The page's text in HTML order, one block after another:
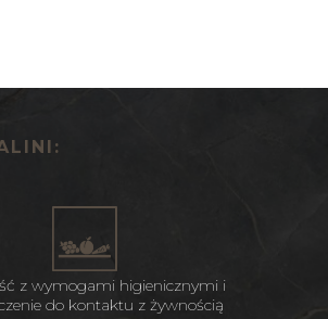
z wymogami higienicznymi i
do kontaktu z żywnością